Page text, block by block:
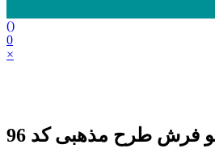
()
0
×
فرش طرح مذهبی کد 96